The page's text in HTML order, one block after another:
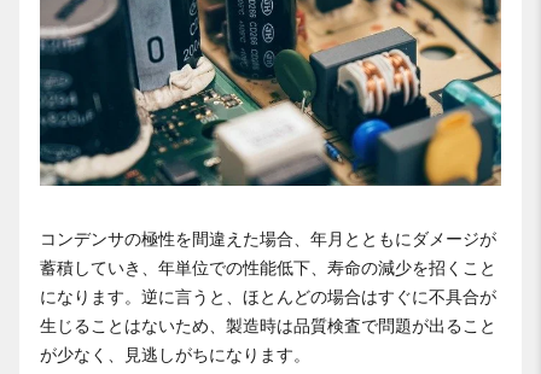
コンデンサの極性を間違えた場合、年月とともにダメージが
蓄積していき、年単位での性能低下、寿命の減少を招くこと
になります。逆に言うと、ほとんどの場合はすぐに不具合が
生じることはないため、製造時は品質検査で問題が出ること
が少なく、見逃しがちになります。